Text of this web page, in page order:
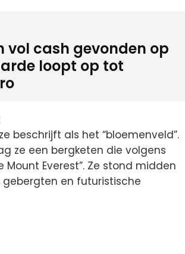
vol cash gevonden op
loopt op tot
beschrijft als het “bloemenveld”.
ze een bergketen die volgens
Everest”. Ze stond midden
en futuristische